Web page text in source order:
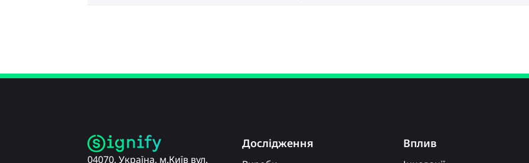
04070, Україна, м.Київ вул.
Дослідження Вплив